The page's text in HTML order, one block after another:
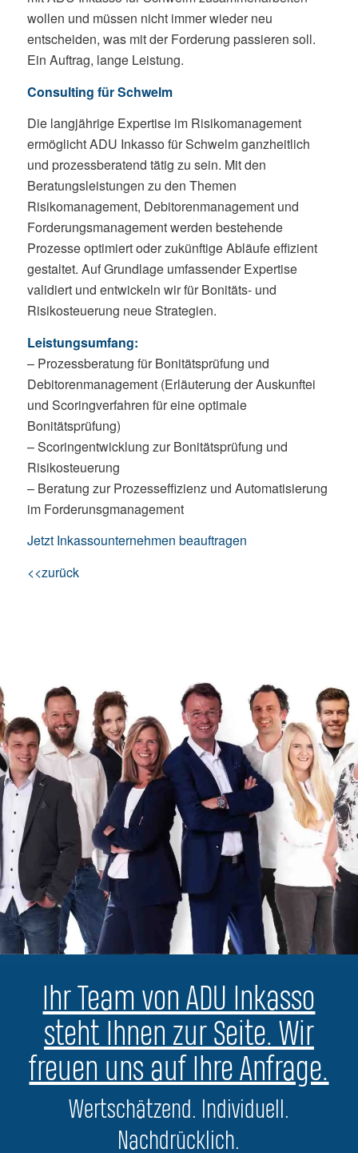
wollen und müssen nicht immer wieder neu
entscheiden, was mit der Forderung passieren soll.
Ein Auftrag, lange Leistung.
Consulting für Schwelm
Die langjährige Expertise im Risikomanagement
ermöglicht ADU Inkasso für Schwelm ganzheitlich
und prozessberatend tätig zu sein. Mit den
Beratungsleistungen zu den Themen
Risikomanagement, Debitorenmanagement und
Forderungsmanagement werden bestehende
Prozesse optimiert oder zukünftige Abläufe effizient
gestaltet. Auf Grundlage umfassender Expertise
validiert und entwickeln wir für Bonitäts- und
Risikosteuerung neue Strategien.
Leistungsumfang:
– Prozessberatung für Bonitätsprüfung und
Debitorenmanagement (Erläuterung der Auskunftei
und Scoringverfahren für eine optimale
Bonitätsprüfung)
– Scoringentwicklung zur Bonitätsprüfung und
Risikosteuerung
– Beratung zur Prozesseffizienz und Automatisierung
im Forderunsgmanagement
Jetzt Inkassounternehmen beauftragen
<<zurück
Ihr Team von ADU Inkasso
steht Ihnen zur Seite. Wir
freuen uns auf Ihre Anfrage.
Wertschätzend. Individuell.
Nachdrücklich.